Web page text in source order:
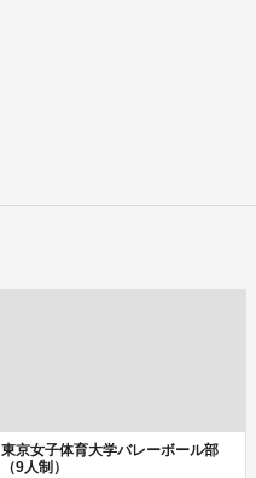
東京女子体育大学バレーボール部
（9人制）